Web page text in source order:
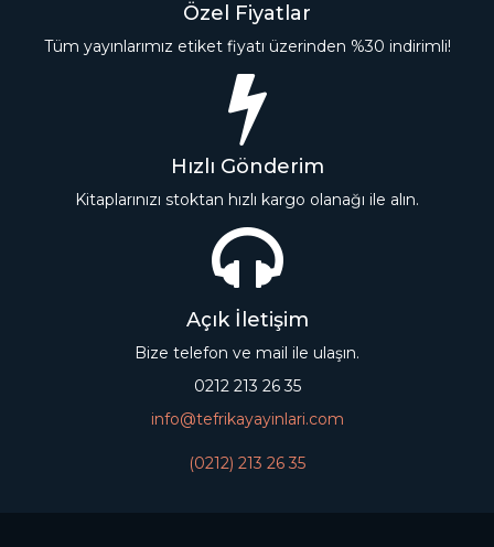
Özel Fiyatlar
Tüm yayınlarımız etiket fiyatı üzerinden %30 indirimli!
Hızlı Gönderim
Kitaplarınızı stoktan hızlı kargo olanağı ile alın.
Açık İletişim
Bize telefon ve mail ile ulaşın.
0212 213 26 35
info@tefrikayayinlari.com
(0212) 213 26 35